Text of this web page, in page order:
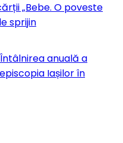
„Bebe. O poveste
sprijin
anuală a
Iașilor în